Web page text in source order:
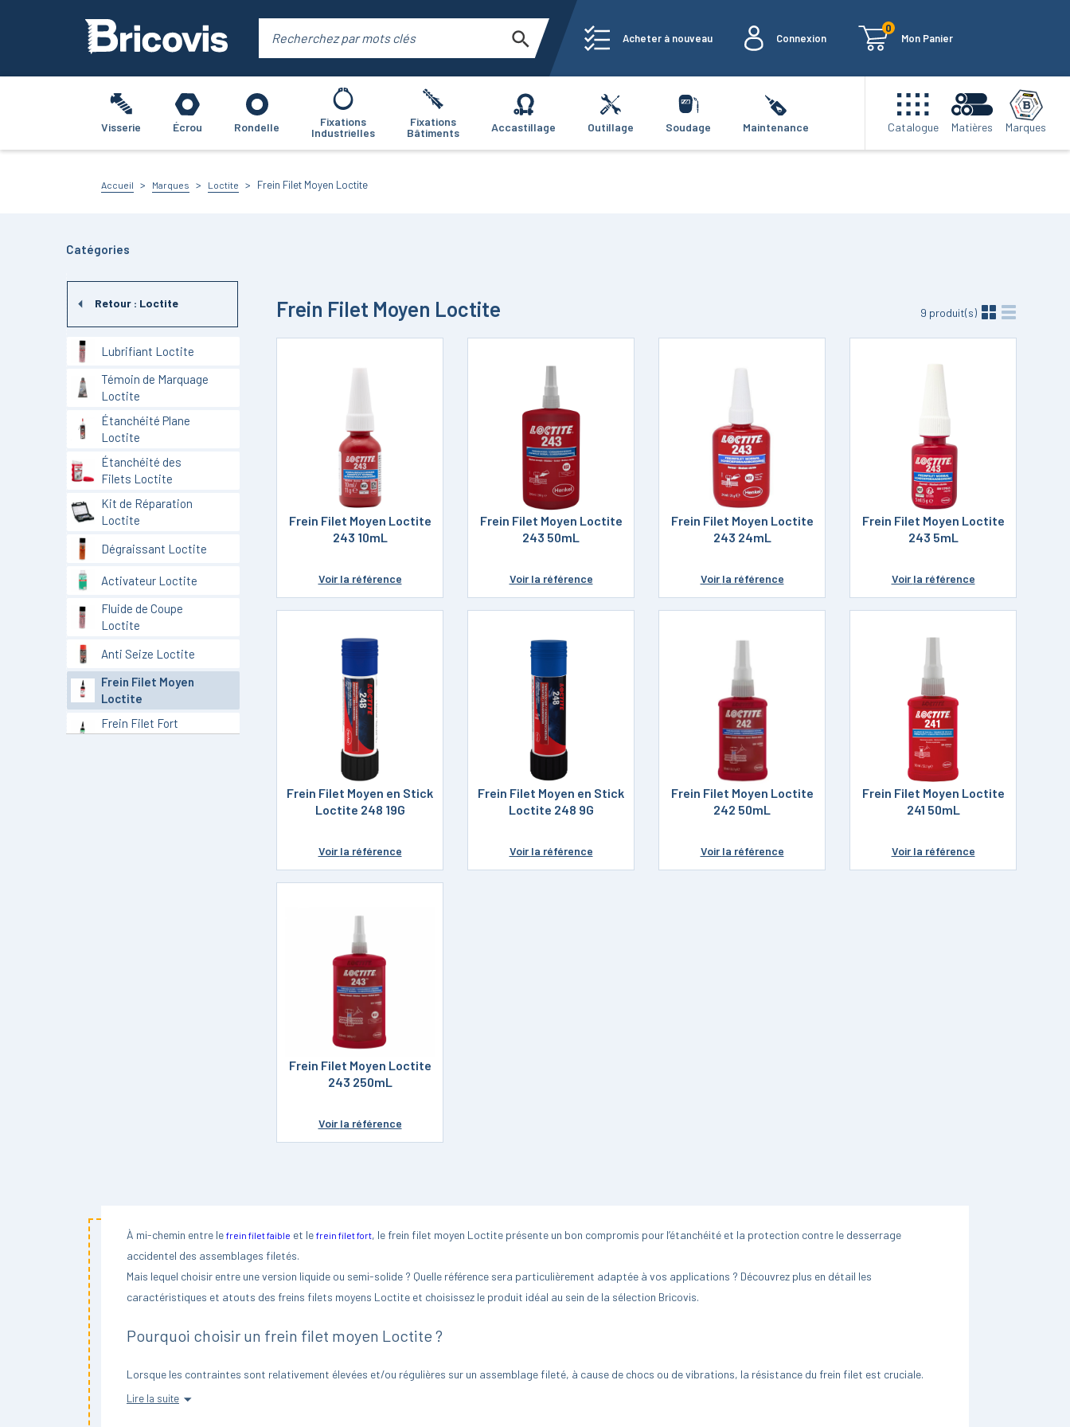
Acheter à nouveau Connexion
0
Mon Panier
Visserie Écrou Rondelle
Fixations
Industrielles
Fixations
Bâtiments
Accastillage Outillage Soudage Maintenance Catalogue Matières Marques
Accueil Marques Loctite Frein Filet Moyen Loctite
Catégories
Retour : Loctite
Lubrifiant Loctite
Témoin de Marquage
Loctite
Étanchéité Plane
Loctite
Étanchéité des
Filets Loctite
Kit de Réparation
Loctite
Dégraissant Loctite
Activateur Loctite
Fluide de Coupe
Loctite
Anti Seize Loctite
Frein Filet Moyen
Loctite
Frein Filet Fort
Frein Filet Moyen Loctite 9 produit(s)
Frein Filet Moyen Loctite
243 10mL
Voirla référence
Frein Filet Moyen Loctite
243 50mL
Voirla référence
Frein Filet Moyen Loctite
243 24mL
Voirla référence
Frein Filet Moyen Loctite
243 5mL
Voirla référence
Frein Filet Moyen en Stick
Loctite 248 19G
Voirla référence
Frein Filet Moyen en Stick
Loctite 248 9G
Voirla référence
Frein Filet Moyen Loctite
242 50mL
Voirla référence
Frein Filet Moyen Loctite
241 50mL
Voirla référence
Frein Filet Moyen Loctite
243 250mL
Voirla référence
À mi-chemin entre le frein filet faible et le frein filet fort, le frein filet moyen Loctite présente un bon compromis pour l’étanchéité et la protection contre le desserrage
accidentel des assemblages filetés.
Mais lequel choisir entre une version liquide ou semi-solide ? Quelle référence sera particulièrement adaptée à vos applications ? Découvrez plus en détail les
caractéristiques et atouts des freins filets moyens Loctite et choisissez le produit idéal au sein de la sélection Bricovis.
Pourquoi choisir un frein filet moyen Loctite ?
Lorsque les contraintes sont relativement élevées et/ou régulières sur un assemblage fileté, à cause de chocs ou de vibrations, la résistance du frein filet est cruciale.
Vous pourriez alors opter pour un frein filet moyen ou frein filet fort. Mais dans quels cas choisir une résistance moyenne plus que très élevée ? Eh bien, lorsque les
Lire la suite